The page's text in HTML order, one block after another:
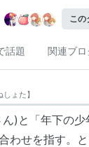
この
話題 関連ブロ
しょた】
ん)と「年下の
わせを指す。